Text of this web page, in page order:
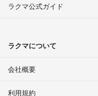
ラクマ公式ガイド
ラクマについて
会社概要
利用規約